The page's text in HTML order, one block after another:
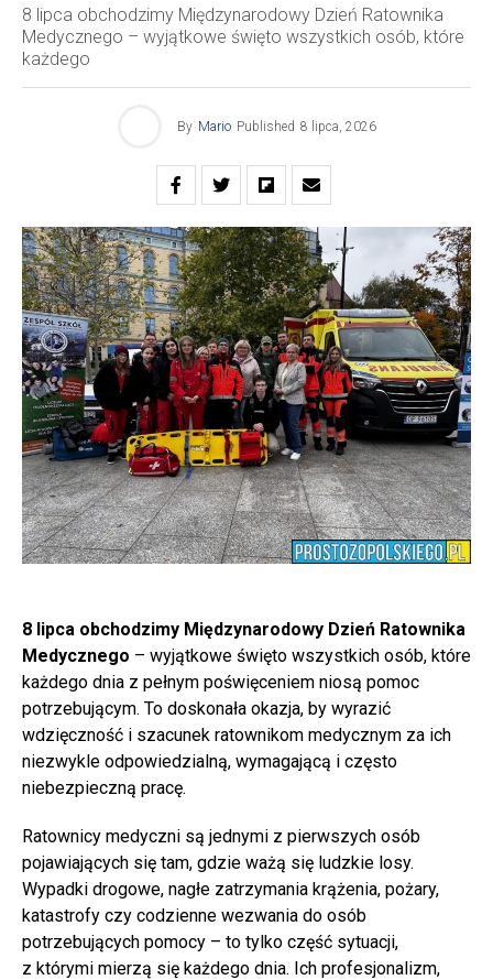
8 lipca obchodzimy Międzynarodowy Dzień Ratownika
Medycznego – wyjątkowe święto wszystkich osób, które
każdego
By Mario Published 8 lipca, 2026
8 lipca obchodzimy Międzynarodowy Dzień Ratownika
Medycznego – wyjątkowe święto wszystkich osób, które
każdego dnia z pełnym poświęceniem niosą pomoc
potrzebującym. To doskonała okazja, by wyrazić
wdzięczność i szacunek ratownikom medycznym za ich
niezwykle odpowiedzialną, wymagającą i często
niebezpieczną pracę.
Ratownicy medyczni są jednymi z pierwszych osób
pojawiających się tam, gdzie ważą się ludzkie losy.
Wypadki drogowe, nagłe zatrzymania krążenia, pożary,
katastrofy czy codzienne wezwania do osób
potrzebujących pomocy – to tylko część sytuacji,
z którymi mierzą się każdego dnia. Ich profesjonalizm,